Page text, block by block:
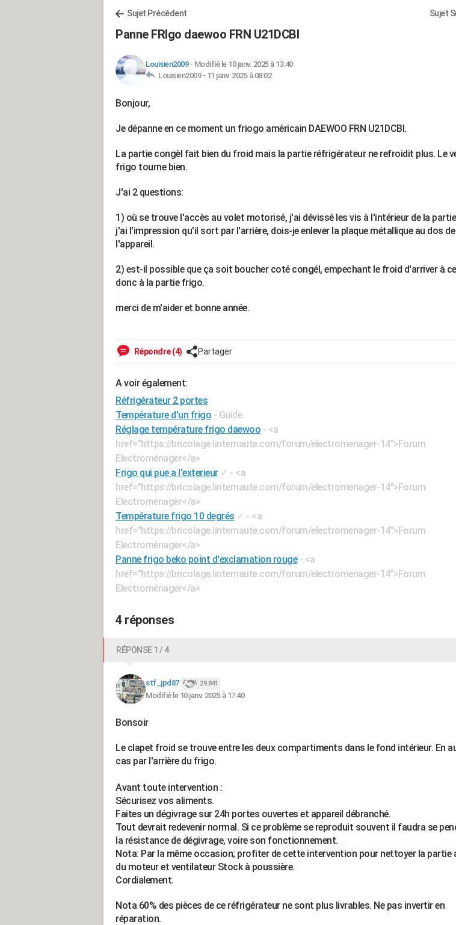
Sujet Précédent Sujet
Panne FRIgo daewoo FRN U21DCBI
Louisien2009- Modifié le 10 janv. 2025 à 13:40
Louisien2009 - 11 janv. 2025 à 08:02
Bonjour,
Je dépanne en ce moment un friogo américain DAEWOO FRN U21DCBI.
La partie congèl fait bien du froid mais la partie réfrigérateur ne refroidit plus. Le
frigo tourne bien.
J'ai 2 questions:
1) où se trouve l'accès au volet motorisé, j'ai dévissé les vis à l'intérieur de la
j'ai l'impression qu'il sort par l'arrière, dois-je enlever la plaque métallique au dos de
l'appareil.
2) est-il possible que ça soit boucher coté congél, empechant le froid d'arriver à
donc à la partie frigo.
merci de m'aider et bonne année.
Répondre (4) Partager
A voir également:
Réfrigérateur 2 portes
Température d'un frigo - Guide
Réglage température frigo daewoo - <a
href="https://bricolage.linternaute.com/forum/electromenager-14">Forum
Electroménager</a>
Frigo qui pue a l'exterieur ✓ - <a
href="https://bricolage.linternaute.com/forum/electromenager-14">Forum
Electroménager</a>
Température frigo 10 degrés ✓ - <a
href="https://bricolage.linternaute.com/forum/electromenager-14">Forum
Electroménager</a>
Panne frigo beko point d'exclamation rouge - <a
href="https://bricolage.linternaute.com/forum/electromenager-14">Forum
Electroménager</a>
4 réponses
RÉPONSE 1 / 4
stf_jpd87 29 841
Modifié le 10 janv. 2025 à 17:40
Bonsoir
Le clapet froid se trouve entre les deux compartiments dans le fond intérieur. En
cas par l'arrière du frigo.
Avant toute intervention :
Sécurisez vos aliments.
Faites un dégivrage sur 24h portes ouvertes et appareil débranché.
Tout devrait redevenir normal. Si ce problème se reproduit souvent il faudra se
la résistance de dégivrage, voire son fonctionnement.
Nota: Par la même occasion; profiter de cette intervention pour nettoyer la partie
du moteur et ventilateur Stock à poussière.
Cordialement.
Nota 60% des pièces de ce réfrigérateur ne sont plus livrables. Ne pas invertir en
réparation.